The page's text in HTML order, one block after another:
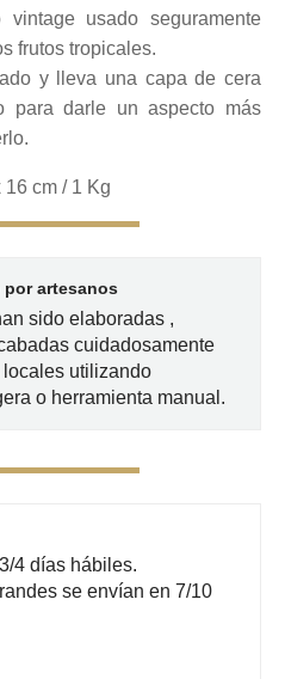
vintageusado seguramente
frutos tropicales.
y lleva una capa de cera
para darle un aspecto más
.
cm / 1 Kg
por artesanos
sido elaboradas ,
cuidadosamente
locales utilizando
o herramienta manual.
4 días hábiles.
se envían en 7/10